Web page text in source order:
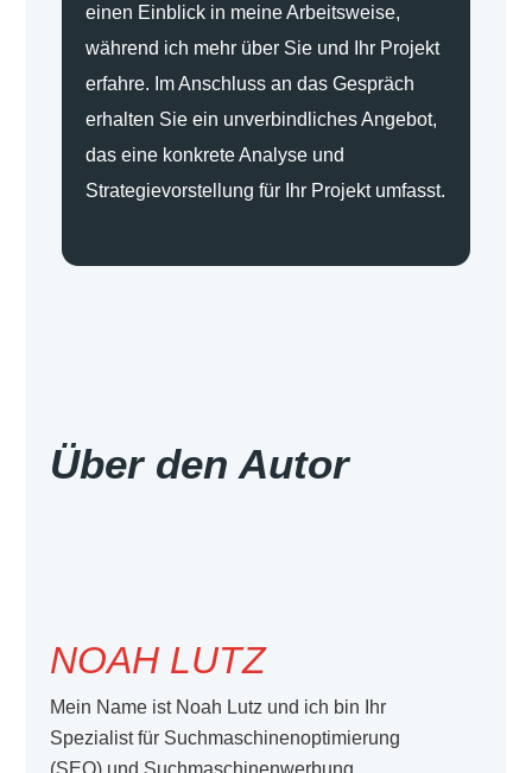
einen Einblick in meine Arbeitsweise,
während ich mehr über Sie und Ihr Projekt
erfahre. Im Anschluss an das Gespräch
erhalten Sie ein unverbindliches Angebot,
das eine konkrete Analyse und
Strategievorstellung für Ihr Projekt umfasst.
Über den Autor
NOAH LUTZ
Mein Name ist Noah Lutz und ich bin Ihr
Spezialist für Suchmaschinenoptimierung
(SEO) und Suchmaschinenwerbung